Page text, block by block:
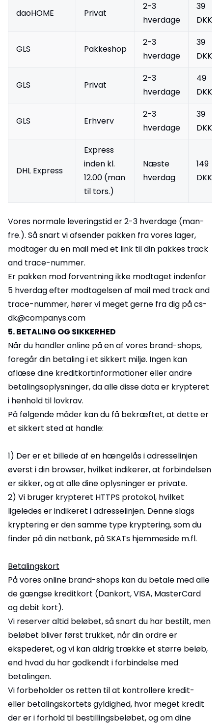
daoHOME Privat
2-3
hverdage
39
DKK
GLS Pakkeshop
2-3
hverdage
39
DKK
GLS Privat
2-3
hverdage
49
DKK
GLS Erhverv
2-3
hverdage
39
DKK
DHL Express
Express
inden kl.
12.00 (man
til tors.)
Næste
hverdag
149
DKK
Vores normale leveringstid er 2-3 hverdage (man-
fre.). Så snart vi afsender pakken fra vores lager,
modtager du en mail med et link til din pakkes track
and trace-nummer.
Er pakken mod forventning ikke modtaget indenfor
5 hverdag efter modtagelsen af mail med track and
trace-nummer, hører vi meget gerne fra dig på cs-
dk@companys.com
5. BETALING OG SIKKERHED
Når du handler online på en af vores brand-shops,
foregår din betaling i et sikkert miljø. Ingen kan
aflæse dine kreditkortinformationer eller andre
betalingsoplysninger, da alle disse data er krypteret
i henhold til lovkrav.
På følgende måder kan du få bekræftet, at dette er
et sikkert sted at handle:
1) Der er et billede af en hængelås i adresselinjen
øverst i din browser, hvilket indikerer, at forbindelsen
er sikker, og at alle dine oplysninger er private.
2) Vi bruger krypteret HTTPS protokol, hvilket
ligeledes er indikeret i adresselinjen. Denne slags
kryptering er den samme type kryptering, som du
finder på din netbank, på SKATs hjemmeside m.fl.
Betalingskort
På vores online brand-shops kan du betale med alle
de gængse kreditkort (Dankort, VISA, MasterCard
og debit kort).
Vi reserver altid beløbet, så snart du har bestilt, men
beløbet bliver først trukket, når din ordre er
ekspederet, og vi kan aldrig trække et større beløb,
end hvad du har godkendt i forbindelse med
betalingen.
Vi forbeholder os retten til at kontrollere kredit-
eller betalingskortets gyldighed, hvor meget kredit
der er i forhold til bestillingsbeløbet, og om dine